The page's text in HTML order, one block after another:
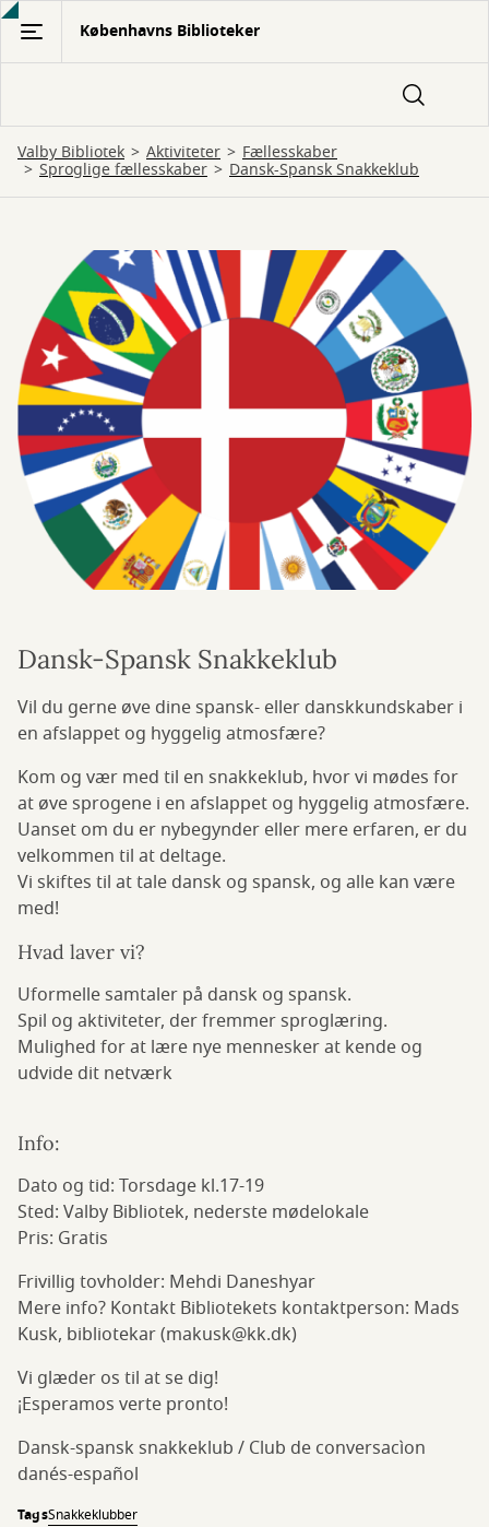
Gå
hovedindhold
Københavns Biblioteker
Valby Bibliotek Aktiviteter Fællesskaber
Sproglige fællesskaber Dansk-Spansk Snakkeklub
Dansk-
Spansk
Snakkeklub
Dansk-Spansk Snakkeklub
Vil du gerne øve dine spansk- eller danskkundskaber i
en afslappet og hyggelig atmosfære?
Kom og vær med til en snakkeklub, hvor vi mødes for
at øve sprogene i en afslappet og hyggelig atmosfære.
Uanset om du er nybegynder eller mere erfaren, er du
velkommen til at deltage.
Vi skiftes til at tale dansk og spansk, og alle kan være
med!
Hvad laver vi?
Uformelle samtaler på dansk og spansk.
Spil og aktiviteter, der fremmer sproglæring.
Mulighed for at lære nye mennesker at kende og
udvide dit netværk
Info:
Dato og tid: Torsdage kl.17-19
Sted: Valby Bibliotek, nederste mødelokale
Pris: Gratis
Frivillig tovholder: Mehdi Daneshyar
Mere info? Kontakt Bibliotekets kontaktperson: Mads
Kusk, bibliotekar (makusk@kk.dk)
Vi glæder os til at se dig!
¡Esperamos verte pronto!
Dansk-spansk snakkeklub / Club de conversacìon
danés-español
TagsSnakkeklubber